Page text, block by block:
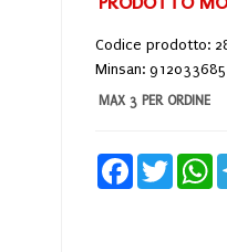
Codice prodotto:
Minsan:912033685
MAX 3 PER ORDINE
FacebookTwitter